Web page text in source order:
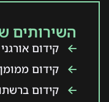
השירותים
קידום
קידום
קידום